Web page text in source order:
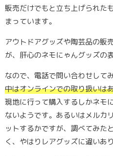
販売だけでもと立ち上げられた
まっています。
アウトドアグッズや陶芸品の販
が、肝心のネモにゃんグッズの
なので、電話で問い合わせして
中はオンラインでの取り扱いは
現地に行って購入するしかネモ
ないようです。あるいはメルカ
ットするかですが、調べてみた
く、やはりレアグッズに違いあ